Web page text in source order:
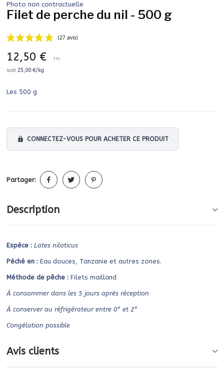
Photo non contractuelle
Filet de perche du nil - 500 g
12,50 € TTC
soit 25,00 €/kg
Les 500 g
lock CONNECTEZ-VOUS POUR ACHETER CE PRODUIT
Partager:
Description
Espèce : Lates niloticus
Péché en : Eau douces, Tanzanie et autres zones.
Méthode de pêche : Filets mailland
À consommer dans les 5 jours après réception
À conserver au réfrigérateur entre 0° et 2°
Congélation possible
Avis clients